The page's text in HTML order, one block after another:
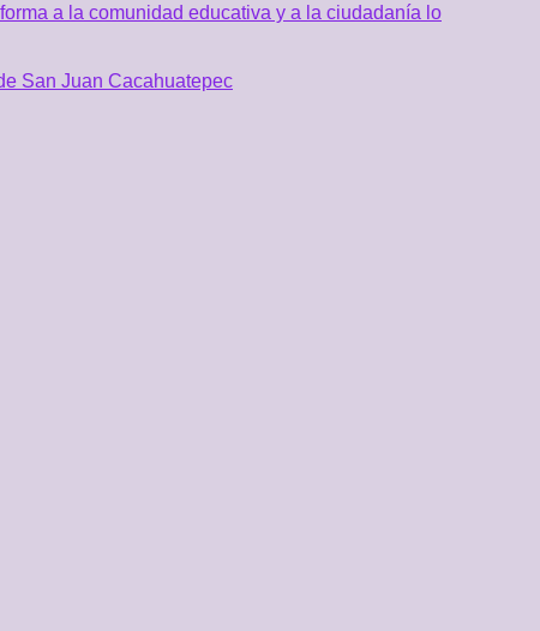
a la comunidad educativa y a la ciudadanía lo
San Juan Cacahuatepec